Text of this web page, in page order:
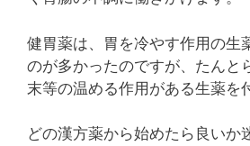
健胃薬は、胃を冷やす作用の生
のが多かったのですが、たんと
末等の温める作用がある生薬を
どの漢方薬から始めたら良いか